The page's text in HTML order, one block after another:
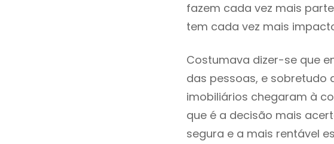
fazem cada vez mais
tem cada vez mais
Costumava dizer-se que
das pessoas, e sobretudo
imobiliários chegaram à
que é a decisão mais
segura e a mais rentável